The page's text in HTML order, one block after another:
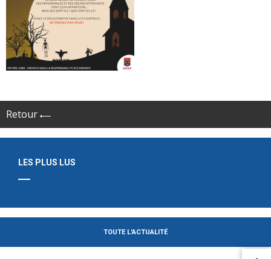
Retour
LES PLUS LUS
TOUTE L'ACTUALITÉ